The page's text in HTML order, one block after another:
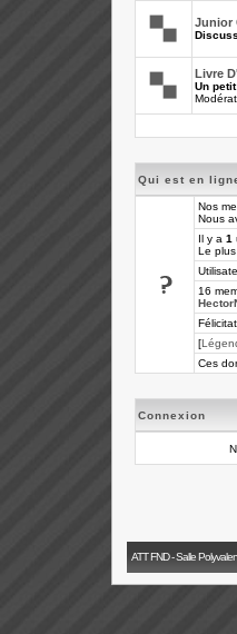
Junior
Livre
Un
Qui est en
Nos
Nous
Il y a 1
Le
16
[
Ces
Connexion
ATT FND - Salle